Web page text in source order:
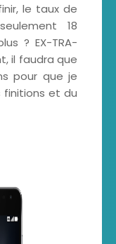
le taux de
18
? EX-TRA-
il faudra que
pour que je
finitions et du